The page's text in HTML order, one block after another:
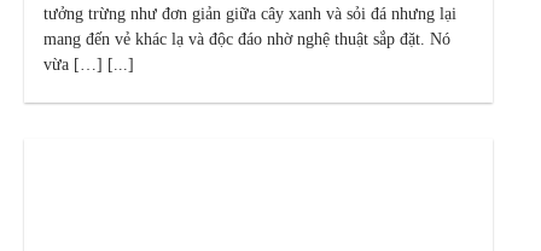
tưởng trừng như đơn giản giữa cây xanh và sỏi đá nhưng lại
mang đến vẻ khác lạ và độc đáo nhờ nghệ thuật sắp đặt. Nó
vừa […] [...]